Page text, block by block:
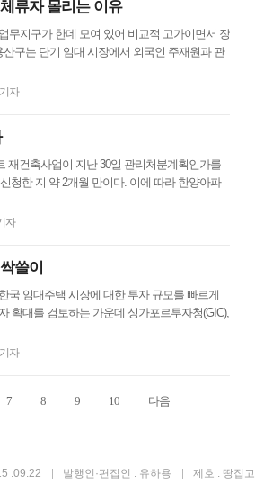
류자 몰리는 이유
무지구가 한데 모여 있어 비교적 고가이면서 장
구는 단기 임대 시장에서 외국인 주재원과 관
자
재건축사업이 지난 30일 관리처분계획인가를
청한 지 약 2개월 만이다. 이에 따라 한양아파
자
쓸이
국 임대주택 시장에 대한 투자 규모를 빠르게
확대를 검토하는 가운데 싱가포르투자청(GIC),
자
7 8 9 10 다음
.09.22 발행인·편집인 : 유하용 제호 : 땅집고